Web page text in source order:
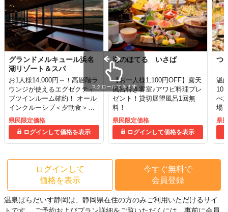
グランドメルキュール浜名
湖リゾート＆スパ
お1人様14,000円～！高層階ラ
ウンジが使えるエグゼクティ
ブツインルーム確約！ オール
インクルーシブ＜夕朝食＞
（夕食17：30～）
県民限定価格
ログインして価格を表示
海のほてる いさば
【お一人様1,100円OFF】露天
風呂付き客室♪アワビ料理プレ
ゼント！貸切展望風呂1回無
料！
県民限定価格
ログインして価格を表示
つ
温
べ
場
県
スクロールできます
ログインして
価格を表示
今すぐ無料で
会員登録
温泉ぱらだいす静岡は、静岡県在住の方のみご利用いただけるサイ